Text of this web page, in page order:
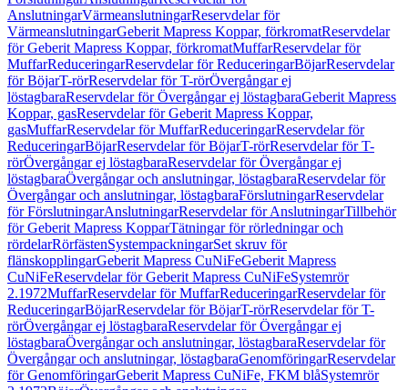
AnslutningarVärmeanslutningarReservdelar för
VärmeanslutningarGeberit Mapress Koppar, förkromatReservdelar
för Geberit Mapress Koppar, förkromatMuffarReservdelar för
MuffarReduceringarReservdelar för ReduceringarBöjarReservdelar
för BöjarT-rörReservdelar för T-rörÖvergångar ej
löstagbaraReservdelar för Övergångar ej löstagbaraGeberit Mapress
Koppar, gasReservdelar för Geberit Mapress Koppar,
gasMuffarReservdelar för MuffarReduceringarReservdelar för
ReduceringarBöjarReservdelar för BöjarT-rörReservdelar för T-
rörÖvergångar ej löstagbaraReservdelar för Övergångar ej
löstagbaraÖvergångar och anslutningar, löstagbaraReservdelar för
Övergångar och anslutningar, löstagbaraFörslutningarReservdelar
för FörslutningarAnslutningarReservdelar för AnslutningarTillbehör
för Geberit Mapress KopparTätningar för rörledningar och
rördelarRörfästenSystempackningarSet skruv för
flänskopplingarGeberit Mapress CuNiFeGeberit Mapress
CuNiFeReservdelar för Geberit Mapress CuNiFeSystemrör
2.1972MuffarReservdelar för MuffarReduceringarReservdelar för
ReduceringarBöjarReservdelar för BöjarT-rörReservdelar för T-
rörÖvergångar ej löstagbaraReservdelar för Övergångar ej
löstagbaraÖvergångar och anslutningar, löstagbaraReservdelar för
Övergångar och anslutningar, löstagbaraGenomföringarReservdelar
för GenomföringarGeberit Mapress CuNiFe, FKM blåSystemrör